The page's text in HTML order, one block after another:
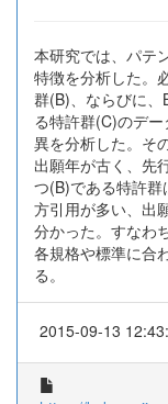
本研究では、パテ
特徴を分析した。
群(B)、ならびに
る特許群(C)のデ
異を分析した。そ
出願年が古く、先
つ(B)である特許
方引用が多い、出
分かった。すなわ
各規格や標準に合
る。
2015-09-13